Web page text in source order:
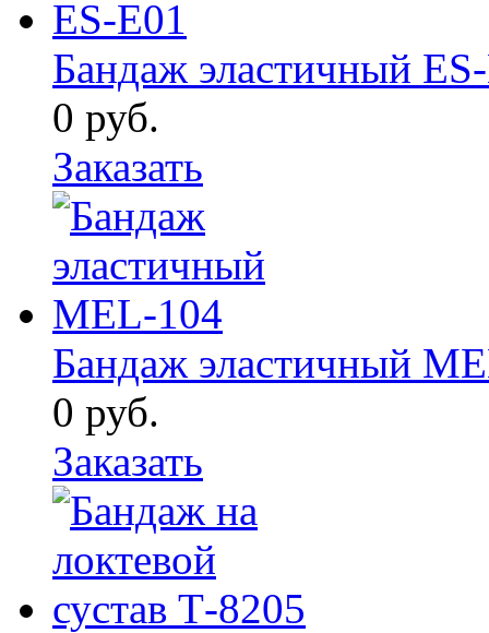
Бандаж эластичный
0 руб.
Заказать
Бандаж эластичный
0 руб.
Заказать